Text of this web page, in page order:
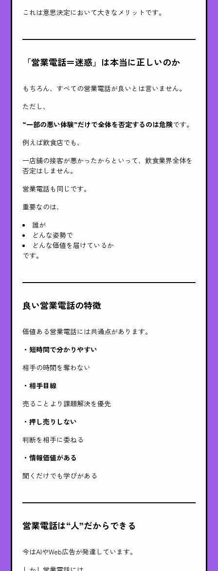
これは意思決定において大きなメリットです。
「営業電話＝迷惑」は本当に正しいのか
もちろん、すべての営業電話が良いとは言いません。
ただし、
“一部の悪い体験”だけで全体を否定するのは危険です。
例えば飲食店でも、
一店舗の接客が悪かったからといって、飲食業界全体を
否定はしません。
営業電話も同じです。
重要なのは、
誰が
どんな姿勢で
どんな価値を届けているか
です。
良い営業電話の特徴
価値ある営業電話には共通点があります。
・短時間で分かりやすい
相手の時間を奪わない
・相手目線
売ることより課題解決を優先
・押し売りしない
判断を相手に委ねる
・情報価値がある
聞くだけでも学びがある
営業電話は“人”だからできる
今はAIやWeb広告が発達しています。